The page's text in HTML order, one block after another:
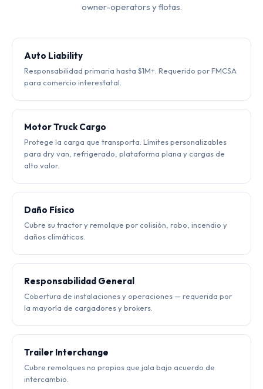
owner-operators y flotas.
Auto Liability
Responsabilidad primaria hasta $1M+. Requerido por FMCSA
para comercio interestatal.
Motor Truck Cargo
Protege la carga que transporta. Límites personalizables
para dry van, refrigerado, plataforma plana y cargas de
alto valor.
Daño Físico
Cubre su tractor y remolque por colisión, robo, incendio y
daños climáticos.
Responsabilidad General
Cobertura de instalaciones y operaciones — requerida por
la mayoría de cargadores y brokers.
Trailer Interchange
Cubre remolques no propios que jala bajo acuerdo de
intercambio.